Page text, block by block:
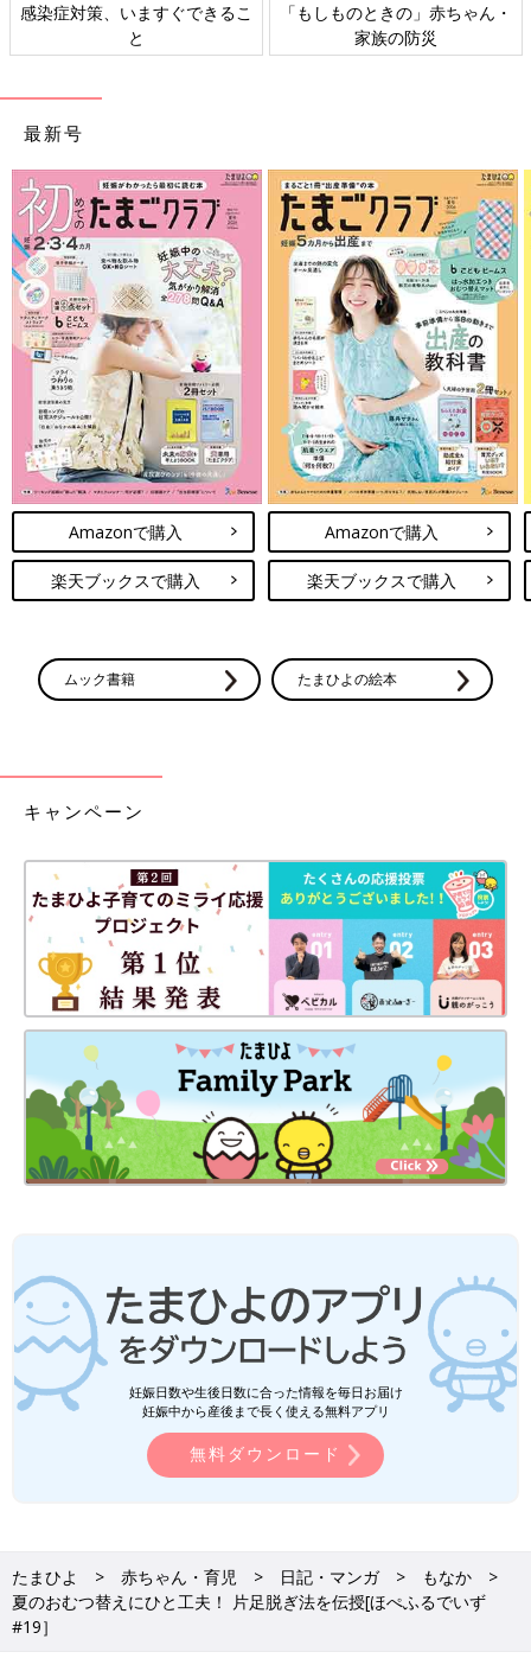
・
日本外来小児科学会リーフレッ
ト検討会
六星占術 細木かおりさんの人
相談
最新号
Amazonで購入
楽天ブックスで購入
Amazonで購入
楽天ブックスで購入
ムック書籍 たまひよの絵本
キャンペーン
妊娠日数や生後日数に合った情報を毎日お届け
妊娠中から産後まで長く使える無料アプリ
無料ダウンロード
たまひよ 赤ちゃん・育児 日記・マンガ
もなか
夏のおむつ替えにひと工夫！ 片足脱ぎ法を伝授[ほぺふるでいず
#19］